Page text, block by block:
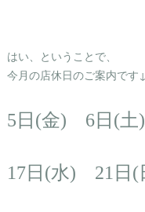
はい、ということで、
今月の店休日のご案内です
5日(金) 6日(
17日(水) 21日